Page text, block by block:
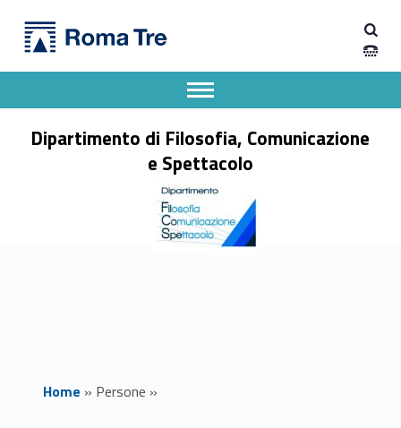
EMILIANO AIELLO - Dipartimento di Filosofia, Comunicazione e Spettacolo
Dipartimento di Filosofia, Comunicazione
e Spettacolo
Apri il menu secondario
Header info sidebar
Home » Persone »